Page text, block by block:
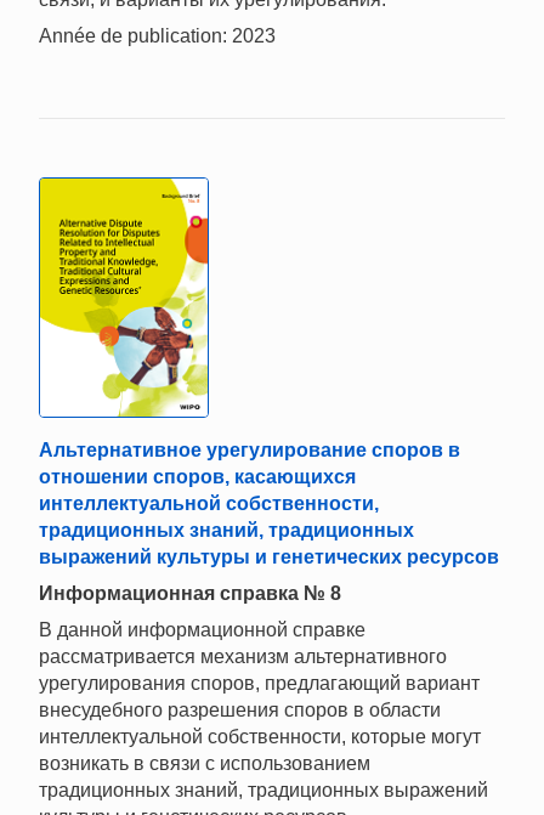
Année de publication: 2023
Альтернативное урегулирование споров в
отношении споров, касающихся
интеллектуальной собственности,
традиционных знаний, традиционных
выражений культуры и генетических ресурсов
Информационная справка № 8
В данной информационной справке
рассматривается механизм альтернативного
урегулирования споров, предлагающий вариант
внесудебного разрешения споров в области
интеллектуальной собственности, которые могут
возникать в связи с использованием
традиционных знаний, традиционных выражений